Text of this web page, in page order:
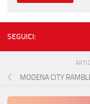
SEGUICI:
MODENA CITY